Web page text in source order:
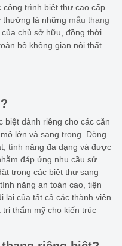
trình biệt thự cao cấp.
thường là những mẫu thang
chủ sở hữu, đồng thời
bộ không gian nội thất
biệt dành riêng cho các căn
lớn và sang trọng. Dòng
tính năng đa dạng và được
đáp ứng nhu cầu sử
trong các biệt thự sang
năng an toàn cao, tiện
lại của tất cả các thành viên
thẩm mỹ cho kiến trúc